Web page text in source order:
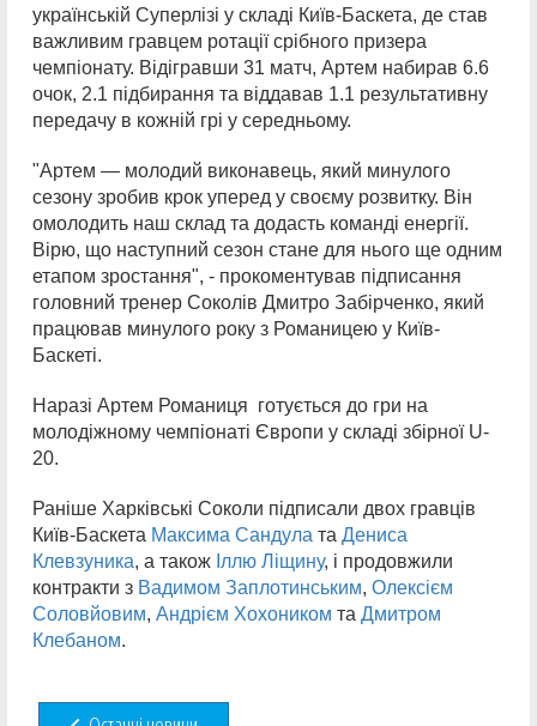
українській Суперлізі у складі Київ-Баскета, де став
важливим гравцем ротації срібного призера
чемпіонату. Відігравши 31 матч, Артем набирав 6.6
очок, 2.1 підбирання та віддавав 1.1 результативну
передачу в кожній грі у середньому.
"Артем — молодий виконавець, який минулого
сезону зробив крок уперед у своєму розвитку. Він
омолодить наш склад та додасть команді енергії.
Вірю, що наступний сезон стане для нього ще одним
етапом зростання", - прокоментував підписання
головний тренер Соколів Дмитро Забірченко, який
працював минулого року з Романицею у Київ-
Баскеті.
Наразі Артем Романиця готується до гри на
молодіжному чемпіонаті Європи у складі збірної U-
20.
Раніше Харківські Соколи підписали двох гравців
Київ-Баскета Максима Сандула та Дениса
Клевзуника, а також Іллю Ліщину, і продовжили
контракти з Вадимом Заплотинським, Олексієм
Соловйовим, Андрієм Хохоником та Дмитром
Клебаном.